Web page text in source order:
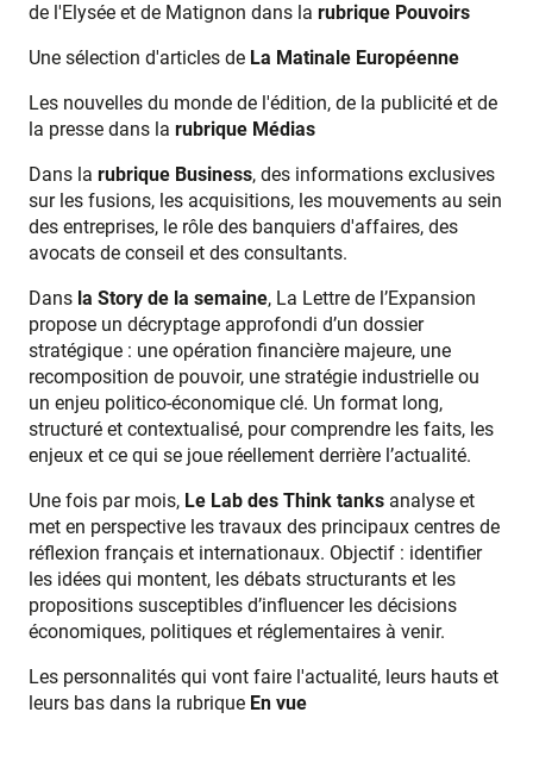
de l'Elysée et de Matignon dans la rubrique Pouvoirs
Une sélection d'articles de La Matinale Européenne
Les nouvelles du monde de l'édition, de la publicité et de
la presse dans la rubrique Médias
Dans la rubrique Business, des informations exclusives
sur les fusions, les acquisitions, les mouvements au sein
des entreprises, le rôle des banquiers d'affaires, des
avocats de conseil et des consultants.
Dans la Story de la semaine, La Lettre de l’Expansion
propose un décryptage approfondi d’un dossier
stratégique : une opération financière majeure, une
recomposition de pouvoir, une stratégie industrielle ou
un enjeu politico-économique clé. Un format long,
structuré et contextualisé, pour comprendre les faits, les
enjeux et ce qui se joue réellement derrière l’actualité.
Une fois par mois, Le Lab des Think tanks analyse et
met en perspective les travaux des principaux centres de
réflexion français et internationaux. Objectif : identifier
les idées qui montent, les débats structurants et les
propositions susceptibles d’influencer les décisions
économiques, politiques et réglementaires à venir.
Les personnalités qui vont faire l'actualité, leurs hauts et
leurs bas dans la rubrique En vue